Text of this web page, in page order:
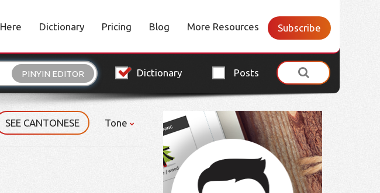
Dictionary Pricing Blog More Resources Subscribe
PINYIN EDITOR Dictionary Posts
SEE CANTONESE Tone